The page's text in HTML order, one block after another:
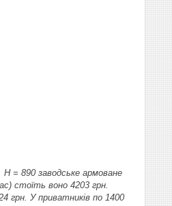
= 890 заводське армоване
стоїть воно 4203 грн.
грн. У приватників по 1400